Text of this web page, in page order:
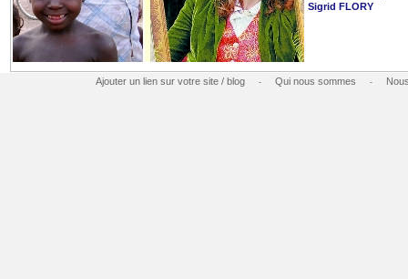
Sigrid FLORY
Ajouter un lien sur votre site / blog - Qui nous sommes -